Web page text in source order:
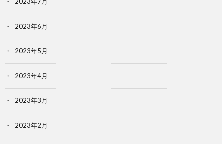
2023年6月
2023年5月
2023年4月
2023年3月
2023年2月